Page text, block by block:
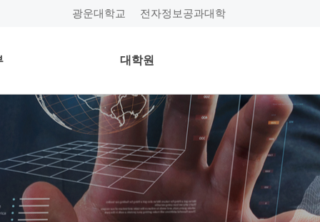
광운대학교 전자정보공과대학
대학원